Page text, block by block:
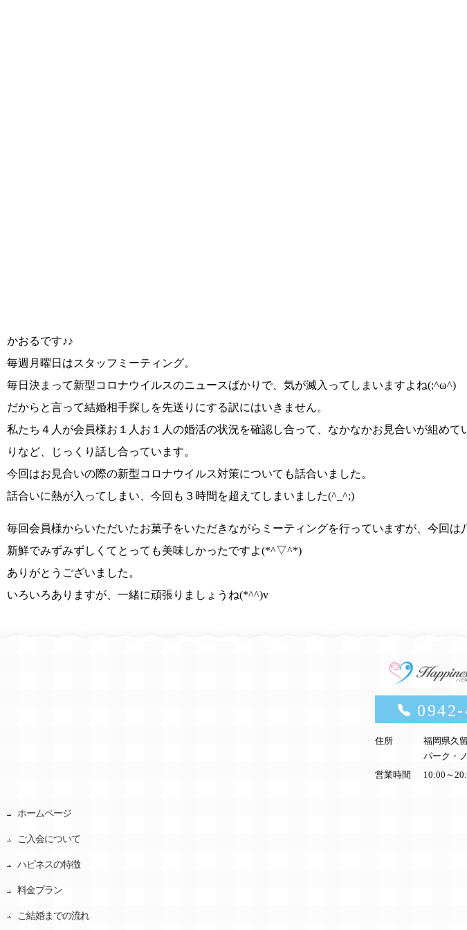
かおるです♪♪
毎週月曜日はスタッフミーティング。
毎日決まって新型コロナウイルスのニュースばかりで、気が滅入ってしまいますよね(;^ω^)
だからと言って結婚相手探しを先送りにする訳にはいきません。
私たち４人が会員様お１人お１人の婚活の状況を確認し合って、なかなかお見合いが組め
りなど、じっくり話し合っています。
今回はお見合いの際の新型コロナウイルス対策についても話合いました。
話合いに熱が入ってしまい、今回も３時間を超えてしまいました(^_^;)
毎回会員様からいただいたお菓子をいただきながらミーティングを行っていますが、今回は
新鮮でみずみずしくてとっても美味しかったですよ(*^▽^*)
ありがとうございました。
いろいろありますが、 一緒に頑張りましょうね(*^^)v
住所
福岡県久
パーク・
営業時間
10:00～
ホームページ
ご入会について
ハピネスの特徴
料金プラン
ご結婚までの流れ